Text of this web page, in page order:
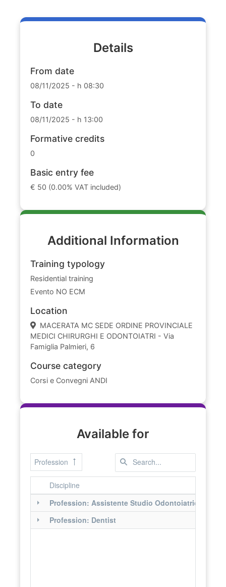
Details
From date
08/11/2025 - h 08:30
To date
08/11/2025 - h 13:00
Formative credits
0
Basic entry fee
€ 50 (0.00% VAT included)
Additional Information
Training typology
Residential training
Evento NO ECM
Location
MACERATA MC SEDE ORDINE PROVINCIALE
MEDICI CHIRURGHI E ODONTOIATRI - Via
Famiglia Palmieri, 6
Course category
Corsi e Convegni ANDI
Available for
Profession
Discipline
Profession: Assistente Studio Odontoiatrico ASO
Profession: Dentist